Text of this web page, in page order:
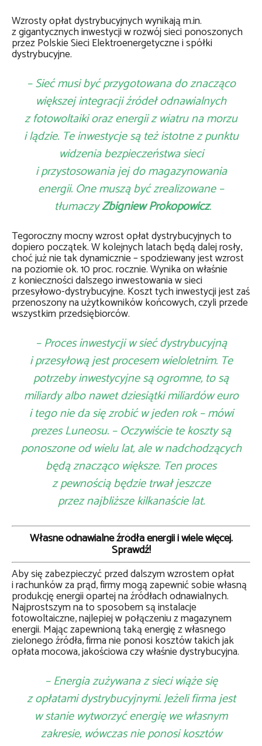
Wzrosty opłat dystrybucyjnych wynikają m.in.
z gigantycznych inwestycji w rozwój sieci ponoszonych
przez Polskie Sieci Elektroenergetyczne i spółki
dystrybucyjne.
– Sieć musi być przygotowana do znacząco
większej integracji źródeł odnawialnych
z fotowoltaiki oraz energii z wiatru na morzu
i lądzie. Te inwestycje są też istotne z punktu
widzenia bezpieczeństwa sieci
i przystosowania jej do magazynowania
energii. One muszą być zrealizowane –
tłumaczyZbigniew Prokopowicz.
Tegoroczny mocny wzrost opłat dystrybucyjnych to
dopiero początek. W kolejnych latach będą dalej rosły,
choć już nie tak dynamicznie – spodziewany jest wzrost
na poziomie ok. 10 proc. rocznie. Wynika on właśnie
z konieczności dalszego inwestowania w sieci
przesyłowo-dystrybucyjne. Koszt tych inwestycji jest zaś
przenoszony na użytkowników końcowych, czyli przede
wszystkim przedsiębiorców.
– Proces inwestycji w sieć dystrybucyjną
i przesyłową jest procesem wieloletnim. Te
potrzeby inwestycyjne są ogromne, to są
miliardy albo nawet dziesiątki miliardów euro
i tego nie da się zrobić w jeden rok – mówi
prezes Luneosu. – Oczywiście te koszty są
ponoszone od wielu lat, ale w nadchodzących
będą znacząco większe. Ten proces
z pewnością będzie trwał jeszcze
przez najbliższe kilkanaście lat.
Własne odnawialne źródła energii i wiele więcej.
Sprawdź!
Aby się zabezpieczyć przed dalszym wzrostem opłat
i rachunków za prąd, firmy mogą zapewnić sobie własną
produkcję energii opartej na źródłach odnawialnych.
Najprostszym na to sposobem są instalacje
fotowoltaiczne, najlepiej w połączeniu z magazynem
energii. Mając zapewnioną taką energię z własnego
zielonego źródła, firma nie ponosi kosztów takich jak
opłata mocowa, jakościowa czy właśnie dystrybucyjna.
– Energia zużywana z sieci wiąże się
z opłatami dystrybucyjnymi. Jeżeli firma jest
w stanie wytworzyć energię we własnym
zakresie, wówczas nie ponosi kosztów